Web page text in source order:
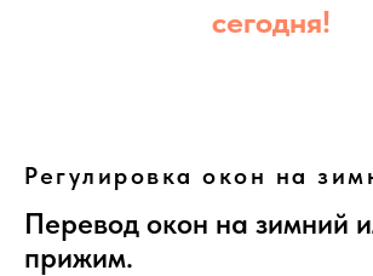
сегодня!
Регулировка окон на
Перевод окон на зимний
прижим.